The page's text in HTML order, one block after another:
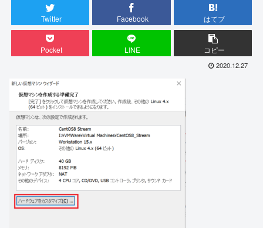
Twitter Facebook はてブ
Pocket LINE コピー
2020.12.27